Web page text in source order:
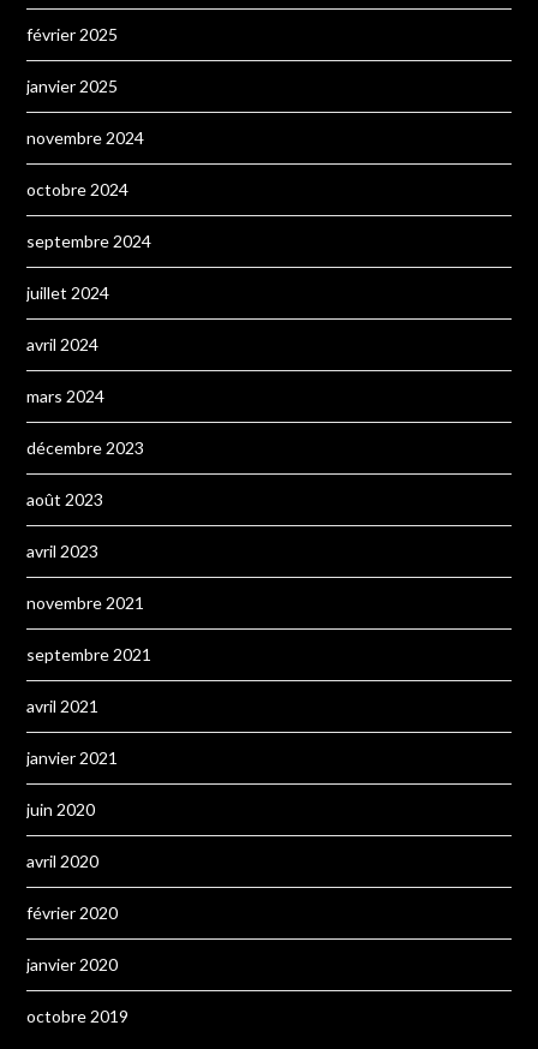
février 2025
janvier 2025
novembre 2024
octobre 2024
septembre 2024
juillet 2024
avril 2024
mars 2024
décembre 2023
août 2023
avril 2023
novembre 2021
septembre 2021
avril 2021
janvier 2021
juin 2020
avril 2020
février 2020
janvier 2020
octobre 2019